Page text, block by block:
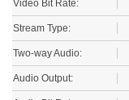
Stream Type:
Two-way Audio:
Audio Output:
Audio Bit Rate: